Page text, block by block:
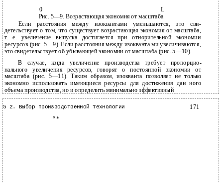
0 L
Рис. 5—9. Возрастающая экономия от масштаба
Если расстояния между изоквантами уменьшаются, это сви­
детельствует о том, что существует возрастающая экономия от масштаба,
т. е. увеличение выпуска достигается при отнорительной экономии
ресурсов (рис. 5—9). Если расстояния между изокванта­ ми увеличиваются,
это свидетельствует об убывающей экономии от масштаба (рис. 5—10).
В случае, когда увеличение производства требует пропорцио­
нального увеличения ресурсов, говорят о постоянной экономии от
масштаба (рис. 5—11). Таким образом, изокванта позволяет не только
экономно использовать имеющиеся ресурсы для достижения дан­ ного
объема производства, но и определить минимально эффективный
5 2. Выбор производственной технологии 171
к *